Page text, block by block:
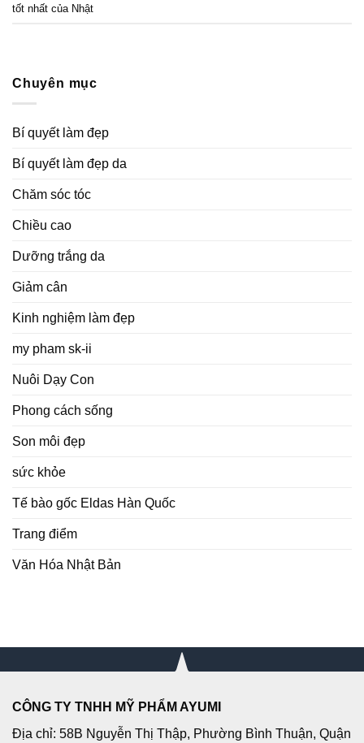
tốt nhất của Nhật
Chuyên mục
Bí quyết làm đẹp
Bí quyết làm đẹp da
Chăm sóc tóc
Chiều cao
Dưỡng trắng da
Giảm cân
Kinh nghiệm làm đẹp
my pham sk-ii
Nuôi Dạy Con
Phong cách sống
Son môi đẹp
sức khỏe
Tế bào gốc Eldas Hàn Quốc
Trang điểm
Văn Hóa Nhật Bản
CÔNG TY TNHH MỸ PHẨM AYUMI
Địa chỉ: 58B Nguyễn Thị Thập, Phường Bình Thuận, Quận